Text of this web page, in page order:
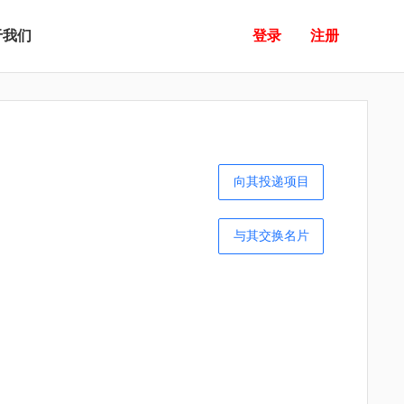
们 登录 注册
向其投递项目
与其交换名片